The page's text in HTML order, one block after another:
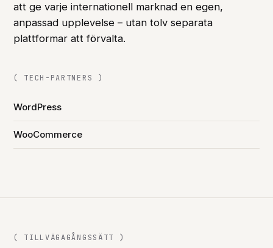
att ge varje internationell marknad en egen,
anpassad upplevelse – utan tolv separata
plattformar att förvalta.
( TECH-PARTNERS )
WordPress
WooCommerce
( TILLVÄGAGÅNGSSÄTT )